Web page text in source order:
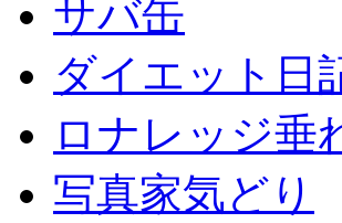
サバ缶
ダイエット日
ロナレッジ垂
写真家気どり